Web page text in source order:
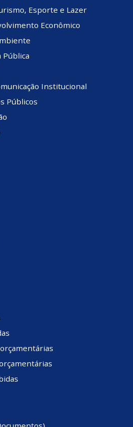
Esporte e Lazer
Econômico
Pública
Institucional
Públicos